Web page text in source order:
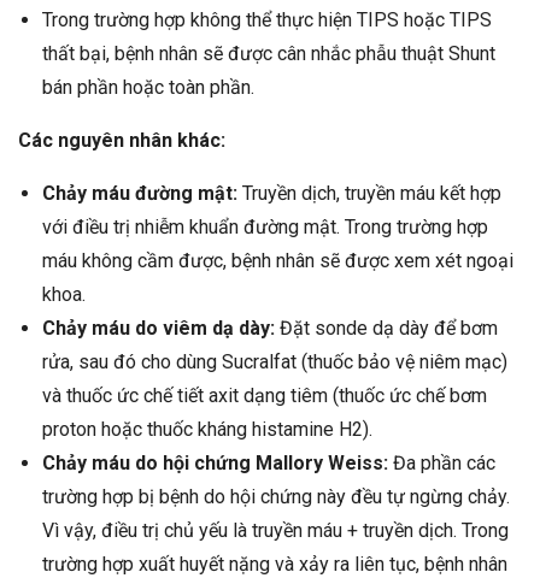
Trong trường hợp không thể thực hiện TIPS hoặc TIPS
thất bại, bệnh nhân sẽ được cân nhắc phẫu thuật Shunt
bán phần hoặc toàn phần.
Các nguyên nhân khác:
Chảy máu đường mật: Truyền dịch, truyền máu kết hợp
với điều trị nhiễm khuẩn đường mật. Trong trường hợp
máu không cầm được, bệnh nhân sẽ được xem xét ngoại
khoa.
Chảy máu do viêm dạ dày: Đặt sonde dạ dày để bơm
rửa, sau đó cho dùng Sucralfat (thuốc bảo vệ niêm mạc)
và thuốc ức chế tiết axit dạng tiêm (thuốc ức chế bơm
proton hoặc thuốc kháng histamine H2).
Chảy máu do hội chứng Mallory Weiss: Đa phần các
trường hợp bị bệnh do hội chứng này đều tự ngừng chảy.
Vì vậy, điều trị chủ yếu là truyền máu + truyền dịch. Trong
trường hợp xuất huyết nặng và xảy ra liên tục, bệnh nhân